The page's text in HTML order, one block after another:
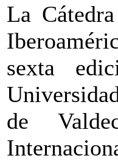
La
sexta
de